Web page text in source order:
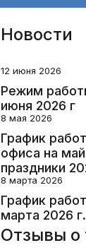
Новости
12 июня 2026
Режим
июня 2026 г
8 мая 2026
График
офиса на
праздники
8 марта 2026
График
марта 2026 г.
Отзывы о